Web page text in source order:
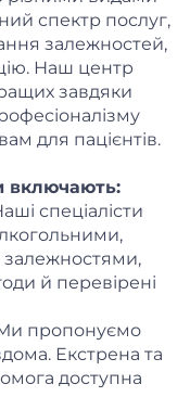
спектр послуг,
залежностей,
Наш центр
завдяки
для пацієнтів.
включають:
спеціалісти
залежностями,
й перевірені
пропонуємо
Екстрена та
доступна